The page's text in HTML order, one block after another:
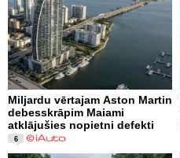
Miljardu vērtajam Aston Martin
debesskrāpim Maiami
atklājušies nopietni defekti
6